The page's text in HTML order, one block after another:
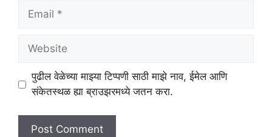
Email
Website
पुढील वेळेच्या माझ्या टिप्पणी साठी माझे नाव, ईमेल आणि
संकेतस्थळ ह्या ब्राउझरमध्ये जतन करा.